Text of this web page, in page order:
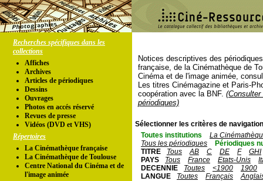
Recherches spécifiques dans les
collections
Affiches
Archives
Articles de périodiques
Dessins
Ouvrages
Photos en accés réservé
Revues de presse
Vidéos (DVD et VHS)
Répertoires
La Cinémathèque française
La Cinémathèque de Toulouse
Centre National du Cinéma et de
l'image animée
Notices descriptives des
française, de la Cinémathèque de
Cinéma et de l'image animée,
Les titres Cinémagazine et Paris-
coopération avec la BNF.
périodiques)
Sélectionner les critères de
Toutes institutions
La
Tous les périodiques
Périodiques
TITRE
Tous AB C DE F
GHI
PAYS
Tous France Etats-Unis
DECENNIE
Toutes <1900
1900
LANGUE
Toutes Français